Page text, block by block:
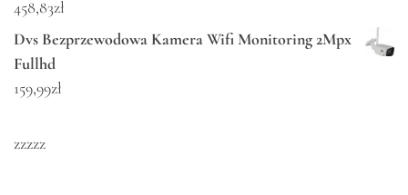
458,83zł
Dvs Bezprzewodowa Kamera Wifi Monitoring 2Mpx
Fullhd
159,99zł
zzzzz